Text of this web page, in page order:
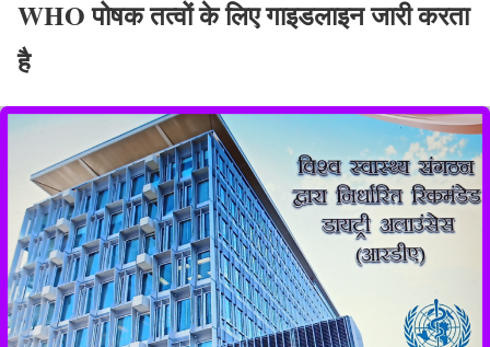
WHO पोषक तत्वों के लिए गाइडलाइन जारी करता
है